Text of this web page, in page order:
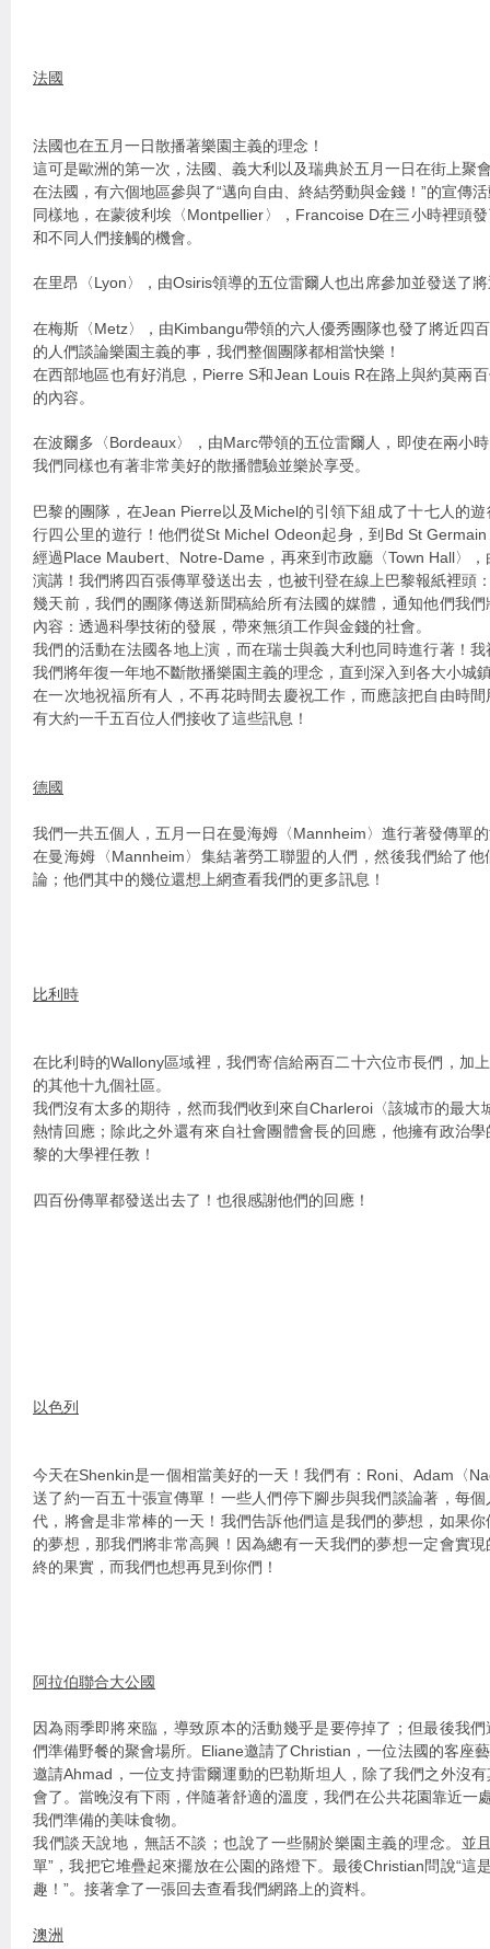
法國
法國也在五月一日散播著樂園主義的理念！
這可是歐洲的第一次，法國、義大利以及瑞典於五月一日在街上聚
在法國，有六個地區參與了“邁向自由、終結勞動與金錢！”的宣傳
同樣地，在蒙彼利埃〈Montpellier〉，Francoise D在三小時裡頭
和不同人們接觸的機會。
在里昂〈Lyon〉，由Osiris領導的五位雷爾人也出席參加並發送了
在梅斯〈Metz〉，由Kimbangu帶領的六人優秀團隊也發了將近四
的人們談論樂園主義的事，我們整個團隊都相當快樂！
在西部地區也有好消息，Pierre S和Jean Louis R在路上與約莫兩
的內容。
在波爾多〈Bordeaux〉，由Marc帶領的五位雷爾人，即使在兩小
我們同樣也有著非常美好的散播體驗並樂於享受。
巴黎的團隊，在Jean Pierre以及Michel的引領下組成了十七人的
行四公里的遊行！他們從St Michel Odeon起身，到Bd St
經過Place Maubert、Notre-Dame，再來到市政廳〈Town Hall〉
演講！我們將四百張傳單發送出去，也被刊登在線上巴黎報紙裡頭
幾天前，我們的團隊傳送新聞稿給所有法國的媒體，通知他們我
內容：透過科學技術的發展，帶來無須工作與金錢的社會。
我們的活動在法國各地上演，而在瑞士與義大利也同時進行著！
我們將年復一年地不斷散播樂園主義的理念，直到深入到各大小城
在一次地祝福所有人，不再花時間去慶祝工作，而應該把自由時
有大約一千五百位人們接收了這些訊息！
德國
我們一共五個人，五月一日在曼海姆〈Mannheim〉進行著發傳單
在曼海姆〈Mannheim〉集結著勞工聯盟的人們，然後我們給了
論；他們其中的幾位還想上網查看我們的更多訊息！
比利時
在比利時的Wallony區域裡，我們寄信給兩百二十六位市長們，加
的其他十九個社區。
我們沒有太多的期待，然而我們收到來自Charleroi〈該城市的最大
熱情回應；除此之外還有來自社會團體會長的回應，他擁有政治
黎的大學裡任教！
四百份傳單都發送出去了！也很感謝他們的回應！
以色列
今天在Shenkin是一個相當美好的一天！我們有：Roni、Adam〈
送了約一百五十張宣傳單！一些人們停下腳步與我們談論著，每
代，將會是非常棒的一天！我們告訴他們這是我們的夢想，如果
的夢想，那我們將非常高興！因為總有一天我們的夢想一定會實
終的果實，而我們也想再見到你們！
阿拉伯聯合大公國
因為雨季即將來臨，導致原本的活動幾乎是要停掉了；但最後我
們準備野餐的聚會場所。Eliane邀請了Christian，一位法國的客座
邀請Ahmad，一位支持雷爾運動的巴勒斯坦人，除了我們之外沒
會了。當晚沒有下雨，伴隨著舒適的溫度，我們在公共花園靠近一
我們準備的美味食物。
我們談天說地，無話不談；也說了一些關於樂園主義的理念。並
單”，我把它堆疊起來擺放在公園的路燈下。最後Christian問說“這
趣！”。接著拿了一張回去查看我們網路上的資料。
澳洲